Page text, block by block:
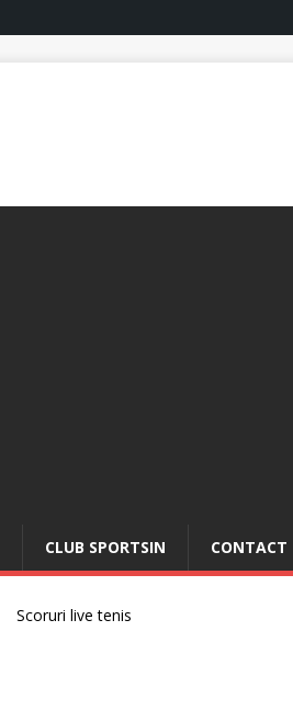
CLUB SPORTSIN CONTACT
Scoruri live tenis